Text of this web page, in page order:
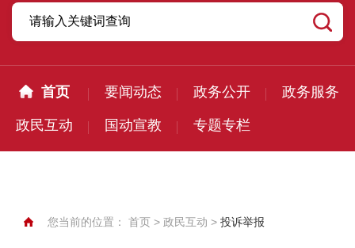
首页 要闻动态 政务公开 政务服务
政民互动 国动宣教 专题专栏
您当前的位置： 首页 > 政民互动 > 投诉举报